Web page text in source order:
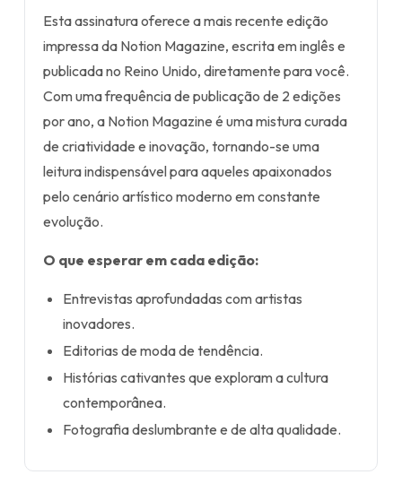
Esta assinatura oferece a mais recente edição
impressa da Notion Magazine, escrita em inglês e
publicada no Reino Unido, diretamente para você.
Com uma frequência de publicação de 2 edições
por ano, a Notion Magazine é uma mistura curada
de criatividade e inovação, tornando-se uma
leitura indispensável para aqueles apaixonados
pelo cenário artístico moderno em constante
evolução.
O que esperar em cada edição:
Entrevistas aprofundadas com artistas
inovadores.
Editorias de moda de tendência.
Histórias cativantes que exploram a cultura
contemporânea.
Fotografia deslumbrante e de alta qualidade.